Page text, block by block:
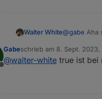
Walter White@gabe Aha
Bedeutet
Offline
Gabeschrieb am 8. Sept. 2023,
zuletzt editiert von
@walter-white true ist bei